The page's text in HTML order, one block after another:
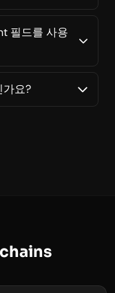
필드를 사용
요?